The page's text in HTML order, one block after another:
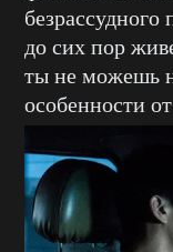
до сих пор
ты не можешь
особенности